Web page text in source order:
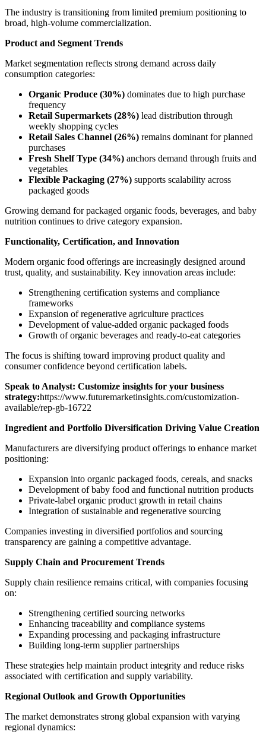
The industry is transitioning from limited premium positioning to
broad, high-volume commercialization.
Product and Segment Trends
Market segmentation reflects strong demand across daily
consumption categories:
Organic Produce (30%) dominates due to high purchase
frequency
Retail Supermarkets (28%) lead distribution through
weekly shopping cycles
Retail Sales Channel (26%) remains dominant for planned
purchases
Fresh Shelf Type (34%) anchors demand through fruits and
vegetables
Flexible Packaging (27%) supports scalability across
packaged goods
Growing demand for packaged organic foods, beverages, and baby
nutrition continues to drive category expansion.
Functionality, Certification, and Innovation
Modern organic food offerings are increasingly designed around
trust, quality, and sustainability. Key innovation areas include:
Strengthening certification systems and compliance
frameworks
Expansion of regenerative agriculture practices
Development of value-added organic packaged foods
Growth of organic beverages and ready-to-eat categories
The focus is shifting toward improving product quality and
consumer confidence beyond certification labels.
Speak to Analyst: Customize insights for your business
strategy:https://www.futuremarketinsights.com/customization-
available/rep-gb-16722
Ingredient and Portfolio Diversification Driving Value Creation
Manufacturers are diversifying product offerings to enhance market
positioning:
Expansion into organic packaged foods, cereals, and snacks
Development of baby food and functional nutrition products
Private-label organic product growth in retail chains
Integration of sustainable and regenerative sourcing
Companies investing in diversified portfolios and sourcing
transparency are gaining a competitive advantage.
Supply Chain and Procurement Trends
Supply chain resilience remains critical, with companies focusing
on:
Strengthening certified sourcing networks
Enhancing traceability and compliance systems
Expanding processing and packaging infrastructure
Building long-term supplier partnerships
These strategies help maintain product integrity and reduce risks
associated with certification and supply variability.
Regional Outlook and Growth Opportunities
The market demonstrates strong global expansion with varying
regional dynamics: